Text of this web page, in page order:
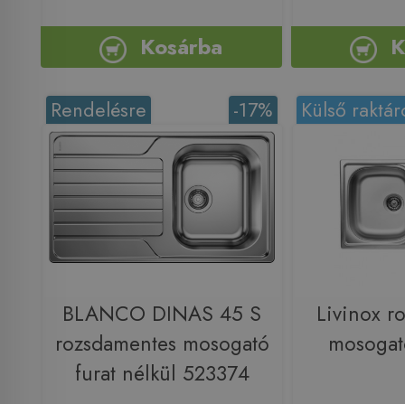
Kosárba
-17%
Rendelésre
BLANCO DINAS 45 S
rozsdamentes mosogató
furat nélkül 523374
Külső
Livinox